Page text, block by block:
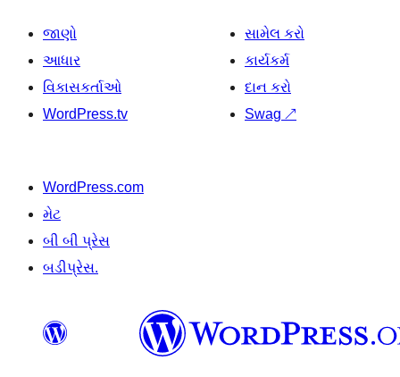
જાણો
આધાર
વિકાસકર્તાઓ
WordPress.tv
સામેલ કરો
કાર્યકર્મ
દાન કરો
Swag ↗
WordPress.com
મેટ
બી બી પ્રેસ
બડીપ્રેસ.